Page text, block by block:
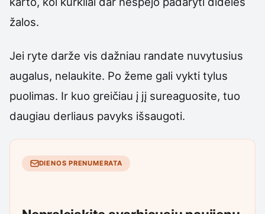
žalos.
Jei ryte darže vis dažniau randate nuvytusius
augalus, nelaukite. Po žeme gali vykti tylus
puolimas. Ir kuo greičiau į jį sureaguosite, tuo
daugiau derliaus pavyks išsaugoti.
DIENOS PRENUMERATA